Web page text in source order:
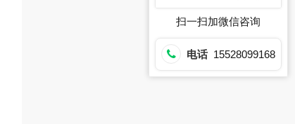
扫一扫加微信咨询
电话 15528099168